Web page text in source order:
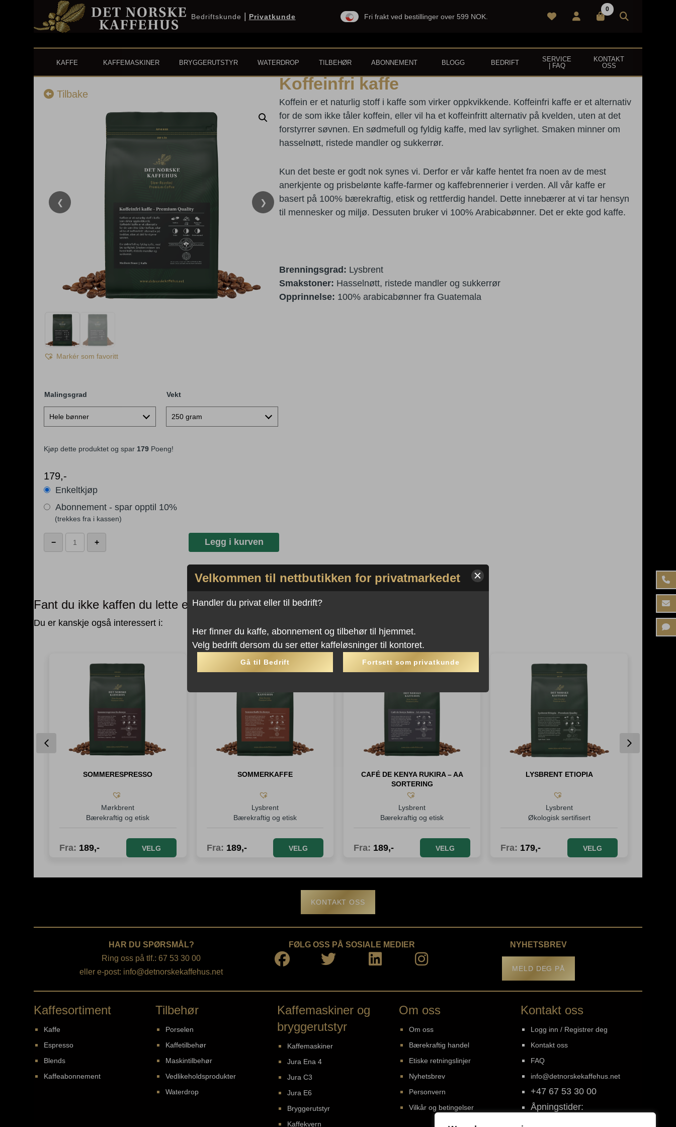
Bedriftskunde Privatkunde Fri frakt ved bestillinger over 599 NOK.
0
KAFFE KAFFEMASKINER BRYGGERUTSTYR WATERDROP TILBEHØR ABONNEMENT BLOGG BEDRIFT
SERVICE
| FAQ
KONTAKT
OSS
Tilbake
❮ ❯
Markér som favoritt
Malingsgrad Vekt
Kjøp dette produktet og spar 179 Poeng!
179,-
Enkeltkjøp
Abonnement - spar opptil 10%
− + Legg i kurven
Koffeinfri kaffe
Koffein er et naturlig stoff i kaffe som virker oppkvikkende. Koffeinfri kaffe er et alternativ
for de som ikke tåler koffein, eller vil ha et koffeinfritt alternativ på kvelden, uten at det
forstyrrer søvnen. En sødmefull og fyldig kaffe, med lav syrlighet. Smaken minner om
hasselnøtt, ristede mandler og sukkerrør.
Kun det beste er godt nok synes vi. Derfor er vår kaffe hentet fra noen av de mest
anerkjente og prisbelønte kaffe-farmer og kaffebrennerier i verden. All vår kaffe er
basert på 100% bærekraftig, etisk og rettferdig handel. Dette innebærer at vi tar hensyn
til mennesker og miljø. Dessuten bruker vi 100% Arabicabønner. Det er ekte god kaffe.
Brenningsgrad: Lysbrent
Smakstoner: Hasselnøtt, ristede mandler og sukkerrør
Opprinnelse: 100% arabicabønner fra Guatemala
Fant du ikke kaffen du lette etter?
Du er kanskje også interessert i:
SOMMERESPRESSO
Mørkbrent
Bærekraftig og etisk
Fra: 189,- VELG
SOMMERKAFFE
Lysbrent
Bærekraftig og etisk
Fra: 189,- VELG
CAFÉ DE KENYA RUKIRA – AA
SORTERING
Lysbrent
Bærekraftig og etisk
Fra: 189,- VELG
LYSBRENT ETIOPIA
Lysbrent
Økologisk sertifisert
Fra: 179,- VELG
Previous Next
KONTAKT OSS
HAR DU SPØRSMÅL?
Ring oss på tlf.: 67 53 30 00
eller e-post: info@detnorskekaffehus.net
FØLG OSS PÅ SOSIALE MEDIER NYHETSBREV
MELD DEG PÅ
Kaffesortiment
Kaffe
Espresso
Blends
Kaffeabonnement
Tilbehør
Porselen
Kaffetilbehør
Maskintilbehør
Vedlikeholdsprodukter
Waterdrop
Kaffemaskiner og
bryggerutstyr
Kaffemaskiner
Jura Ena 4
Jura C3
Jura E6
Bryggerutstyr
Kaffekvern
Om oss
Om oss
Bærekraftig handel
Etiske retningslinjer
Nyhetsbrev
Personvern
Vilkår og betingelser
Kontakt oss
Logg inn / Registrer deg
Kontakt oss
FAQ
info@detnorskekaffehus.net
+47 67 53 30 00
Åpningstider:
Velkommen til nettbutikken for privatmarkedet
Handler du privat eller til bedrift?
Her finner du kaffe, abonnement og tilbehør til hjemmet.
Velg bedrift dersom du ser etter kaffeløsninger til kontoret.
Gå til Bedrift Fortsett som privatkunde